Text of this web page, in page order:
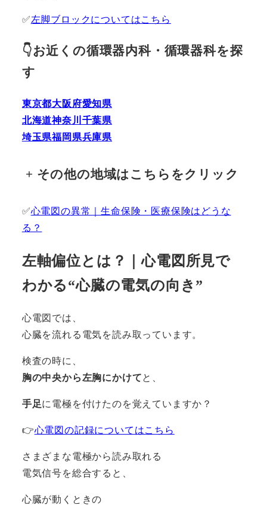
✅左脚ブロックについてはこちら
👇お近くの循環器内科・循環器科を探
す
東京都大阪府愛知県
北海道神奈川 千葉県
埼玉県福岡県兵庫県
+ その他の地域はこちらをクリック
✅心電図の異常｜生命保険・医療保険はどうな
る？
左軸偏位とは？｜心電図所見で
わかる“心臓の電気の向き”
心電図では、
心臓を流れる電気を読み取っています。
検査の時に、
胸の中央から左胸にかけてと、
手足に電極を付けたのを覚えていますか？
👉心電図の記録についてはこちら
さまざまな電極から読み取れる
電気信号を総合すると、
心臓が動くときの